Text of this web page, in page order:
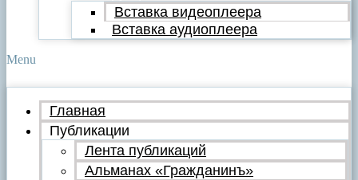
Вставка видеоплеера
Вставка аудиоплеера
Menu
Главная
Публикации
Лента публикаций
Альманах «Гражданинъ»